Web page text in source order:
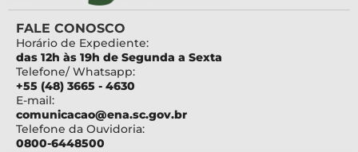
FALE CONOSCO
Horário de Expediente:
das 12h às 19h de Segunda a Sexta
Telefone/ Whatsapp:
+55 (48) 3665 - 4630
E-mail:
comunicacao@ena.sc.gov.br
Telefone da Ouvidoria:
0800-6448500